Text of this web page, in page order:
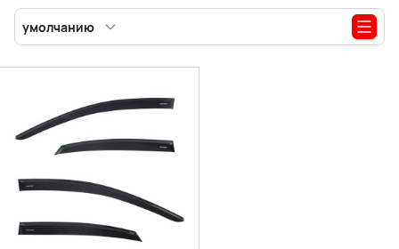
умолчанию